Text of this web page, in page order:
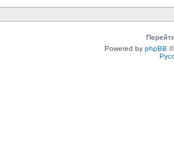
Powered by phpBB